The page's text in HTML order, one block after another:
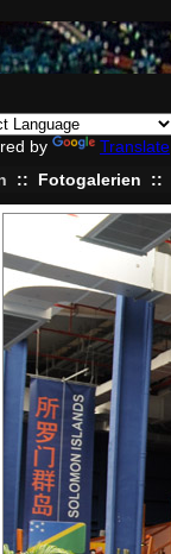
by Translate
:: Fotogalerien ::